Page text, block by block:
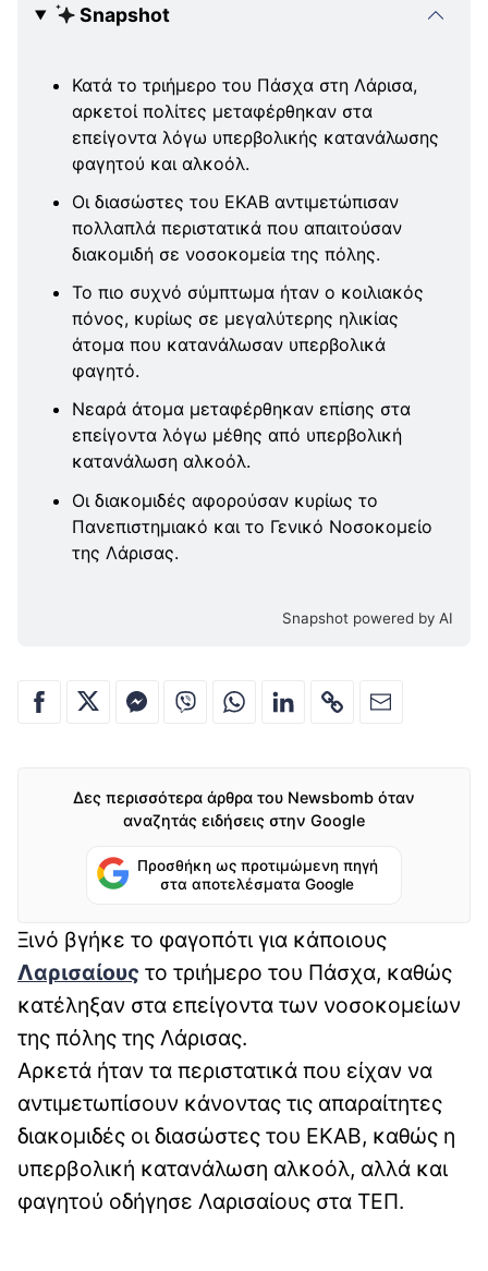
Snapshot
Κατά το τριήμερο του Πάσχα στη Λάρισα,
αρκετοί πολίτες μεταφέρθηκαν στα
επείγοντα λόγω υπερβολικής κατανάλωσης
φαγητού και αλκοόλ.
Οι διασώστες του ΕΚΑΒ αντιμετώπισαν
πολλαπλά περιστατικά που απαιτούσαν
διακομιδή σε νοσοκομεία της πόλης.
Το πιο συχνό σύμπτωμα ήταν ο κοιλιακός
πόνος, κυρίως σε μεγαλύτερης ηλικίας
άτομα που κατανάλωσαν υπερβολικά
φαγητό.
Νεαρά άτομα μεταφέρθηκαν επίσης στα
επείγοντα λόγω μέθης από υπερβολική
κατανάλωση αλκοόλ.
Οι διακομιδές αφορούσαν κυρίως το
Πανεπιστημιακό και το Γενικό Νοσοκομείο
της Λάρισας.
Snapshot powered by AI
Δες περισσότερα άρθρα του Newsbomb όταν
αναζητάς ειδήσεις στην Google
Προσθήκη ως προτιμώμενη πηγή
στα αποτελέσματα Google
Ξινό βγήκε το φαγοπότι για κάποιους
Λαρισαίους το τριήμερο του Πάσχα, καθώς
κατέληξαν στα επείγοντα των νοσοκομείων
της πόλης της Λάρισας.
Αρκετά ήταν τα περιστατικά που είχαν να
αντιμετωπίσουν κάνοντας τις απαραίτητες
διακομιδές οι διασώστες του ΕΚΑΒ, καθώς η
υπερβολική κατανάλωση αλκοόλ, αλλά και
φαγητού οδήγησε Λαρισαίους στα ΤΕΠ.